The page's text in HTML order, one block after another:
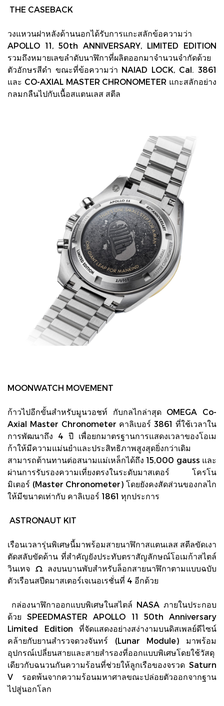
THE CASEBACK
วงแหวนฝาหลังด้านนอกได้รับการแกะสลักข้อความว่า
APOLLO 11, 50th ANNIVERSARY, LIMITED EDITION
รวมถึงหมายเลขลำดับนาฬิกาที่ผลิตออกมาจำนวนจำกัดด้วย
ตัวอักษรสีดำ ขณะที่ข้อความว่า NAIAD LOCK, Cal. 3861
และ CO-AXIAL MASTER CHRONOMETER แกะสลักอย่าง
กลมกลืนไปกับเนื้อสแตนเลส สตีล
MOONWATCH MOVEMENT
ก้าวไปอีกขั้นสำหรับมูนวอชท์ กับกลไกล่าสุด OMEGA Co-
Axial Master Chronometer คาลิเบอร์ 3861 ที่ใช้เวลาใน
การพัฒนาถึง 4 ปี เพื่อยกมาตรฐานการแสดงเวลาของโอเม
ก้าให้มีความแม่นยำและประสิทธิภาพสูงสุดยิ่งกว่าเดิม
สามารถต้านทานต่อสนามแม่เหล็กได้ถึง 15,000 gauss และ
ผ่านการรับรองความเที่ยงตรงในระดับมาสเตอร์ โครโน
มิเตอร์ (Master Chronometer) โดยยังคงสัดส่วนของกลไก
ให้มีขนาดเท่ากับ คาลิเบอร์ 1861 ทุกประการ
ASTRONAUT KIT
เรือนเวลารุ่นพิเศษนี้มาพร้อมสายนาฬิกาสแตนเลส สตีลขัดเงา
ตัดสลับขัดด้าน ที่สำคัญยังประทับตราสัญลักษณ์โอเมก้าสไตล์
วินเทจ Ω ลงบนบานพับสำหรับล็อกสายนาฬิกาตามแบบฉบับ
ตัวเรือนสปีดมาสเตอร์เจเนอเรชั่นที่ 4 อีกด้วย
กล่องนาฬิกาออกแบบพิเศษในสไตล์ NASA ภายในประกอบ
ด้วย SPEEDMASTER APOLLO 11 50th Anniversary
Limited Edition ที่จัดแสดงอย่างสง่างามบนดิสเพลย์ดีไซน์
คล้ายกับยานสำรวจดวงจันทร์ (Lunar Module) มาพร้อม
อุปกรณ์เปลี่ยนสายและสายสำรองที่ออกแบบพิเศษโดยใช้วัสดุ
เดียวกับฉนวนกันความร้อนที่ช่วยให้ลูกเรือของจรวด Saturn
V รอดพ้นจากความร้อนมหาศาลขณะปล่อยตัวออกจากฐาน
ไปสู่นอกโลก